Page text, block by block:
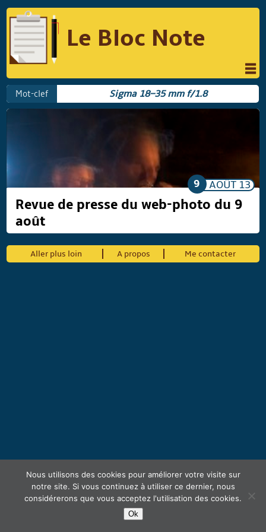
Le Bloc Note
INFORMATIQUE
MUSIQUE
PHOTOGRAPHIE
PODCAST
REVUES DE PRESSE
COMPARATIF DES HYBRIDES
COMPARATIF DES APPAREILS REFLEX
Mot-clef Sigma 18–35 mm f/1.8
9 AOÛT 13
Revue de presse du web-photo du 9
août
Aller plus loin A propos Me contacter
Nous utilisons des cookies pour améliorer votre visite sur
notre site. Si vous continuez à utiliser ce dernier, nous
considérerons que vous acceptez l'utilisation des cookies.
Ok